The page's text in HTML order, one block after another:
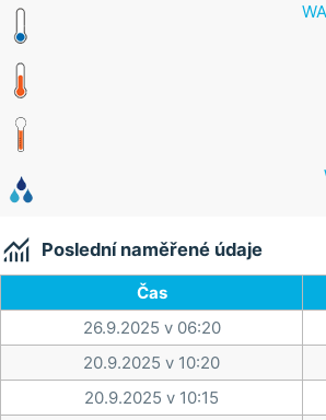
 Poslední naměřené údaje
Čas
26.9.2025 v 06:20
20.9.2025 v 10:20
20.9.2025 v 10:15